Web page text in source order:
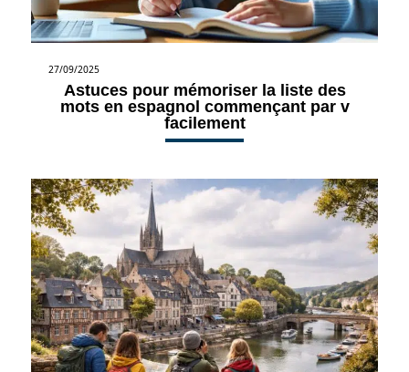
27/09/2025
Astuces pour mémoriser la liste des
mots en espagnol commençant par v
facilement